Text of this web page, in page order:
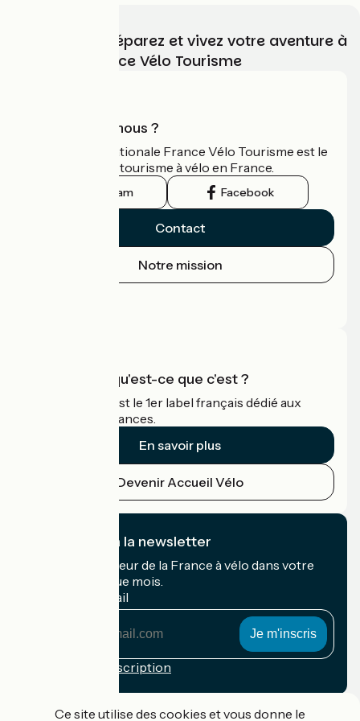
Choisissez, préparez et vivez votre aventure à
vélo avec France Vélo Tourisme
Qui sommes-nous ?
L'association nationale France Vélo Tourisme est le
guide officiel du tourisme à vélo en France.
Instagram Facebook
Contact
Notre mission
Accueil Vélo qu'est-ce que c'est ?
Accueil Vélo c'est le 1er label français dédié aux
cyclistes en vacances.
En savoir plus
Devenir Accueil Vélo
Je m'abonne à la newsletter
Recevez le meilleur de la France à vélo dans votre
boîte mail chaque mois.
Mon adresse mail
Conditions d'inscription
Ce site utilise des cookies et vous donne le